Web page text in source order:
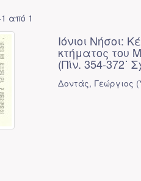
από 1
Ιόνιοι Νήσοι:
κτήματος του
(Πίν. 354-372˙
Δοντάς, Γεώργιος (